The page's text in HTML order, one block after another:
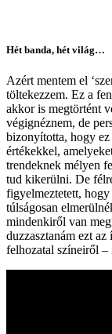
Hét banda, hét világ…
Azért mentem el
töltekezzem. Ez a
akkor is megtörtént
végignéznem, de
bizonyította, hogy ez
értékekkel,
trendeknek mélyen
tud kikerülni. De
figyelmeztetett,
túlságosan
mindenkiről van
duzzasztanám ezt
felhozatal színeiről –